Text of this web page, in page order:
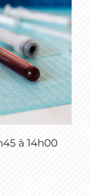
à 14h00